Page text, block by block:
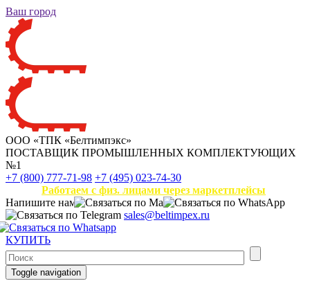
Ваш город
ООО «ТПК «Белтимпэкс»
ПОСТАВЩИК ПРОМЫШЛЕННЫХ КОМПЛЕКТУЮЩИХ
№1
+7 (800) 777-71-98 +7 (495) 023-74-30
Работаем с физ. лицами через маркетплейсы
Напишите нам
sales@beltimpex.ru
КУПИТЬ
Toggle navigation